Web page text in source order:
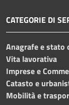
CATEGORIE DI
Anagrafe e stato
Vita lavorativa
Imprese e
Catasto e
Mobilità e